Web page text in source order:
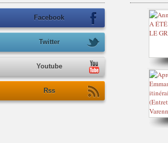
Facebook
Twitter
Youtube
Rss